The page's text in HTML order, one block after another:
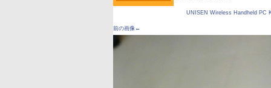
UNISEN Wireless Handheld PC
前の画像←